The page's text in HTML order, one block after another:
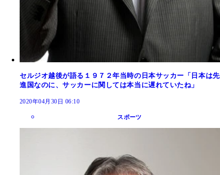
セルジオ越後が語る１９７２年当時の日本サッカー「日本は先
進国なのに、サッカーに関しては本当に遅れていたね」
2020年04月30日 06:10
スポーツ